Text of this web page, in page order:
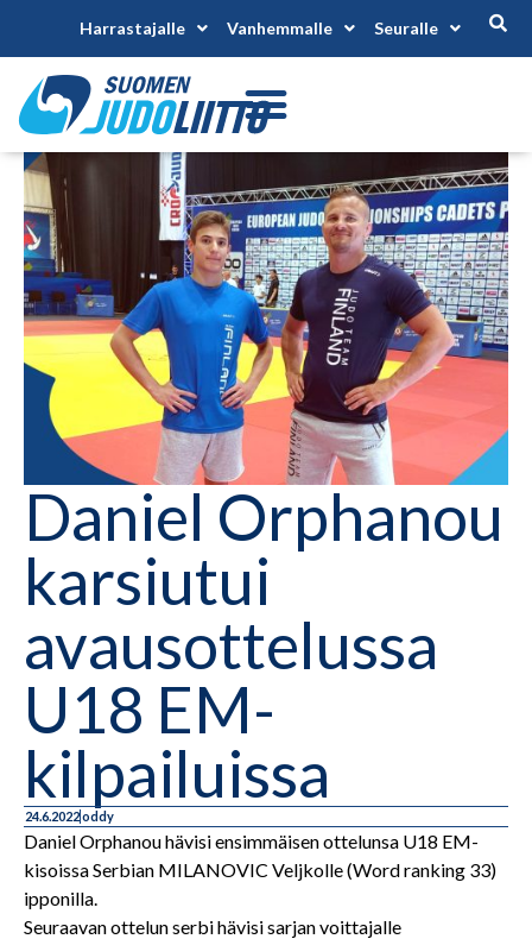
Harrastajalle Vanhemmalle Seuralle
Daniel Orphanou
karsiutui
avausottelussa
U18 EM-
kilpailuissa
24.6.2022oddy
Daniel Orphanou hävisi ensimmäisen ottelunsa U18 EM-
kisoissa Serbian MILANOVIC Veljkolle (Word ranking 33)
ipponilla.
Seuraavan ottelun serbi hävisi sarjan voittajalle